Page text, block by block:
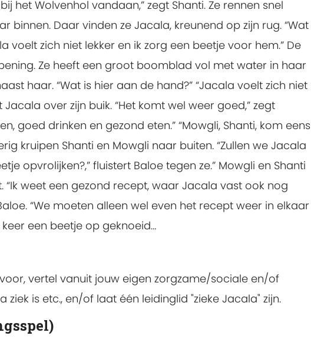
het Wolvenhol vandaan,” zegt Shanti. Ze rennen snel
binnen. Daar vinden ze Jacala, kreunend op zijn rug. “Wat
voelt zich niet lekker en ik zorg een beetje voor hem.” De
Ze heeft een groot boomblad vol met water in haar
haar. “Wat is hier aan de hand?” “Jacala voelt zich niet
Jacala over zijn buik. “Het komt wel weer goed,” zegt
goed drinken en gezond eten.” “Mowgli, Shanti, kom eens
kruipen Shanti en Mowgli naar buiten. “Zullen we Jacala
opvrolijken?,” fluistert Baloe tegen ze.” Mowgli en Shanti
“Ik weet een gezond recept, waar Jacala vast ook nog
“We moeten alleen wel even het recept weer in elkaar
een beetje op geknoeid…
vertel vanuit jouw eigen zorgzame/sociale en/of
is etc., en/of laat één leidinglid "zieke Jacala" zijn.